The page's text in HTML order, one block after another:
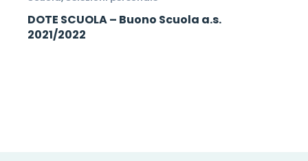
DOTE SCUOLA – Buono Scuola a.s.
2021/2022